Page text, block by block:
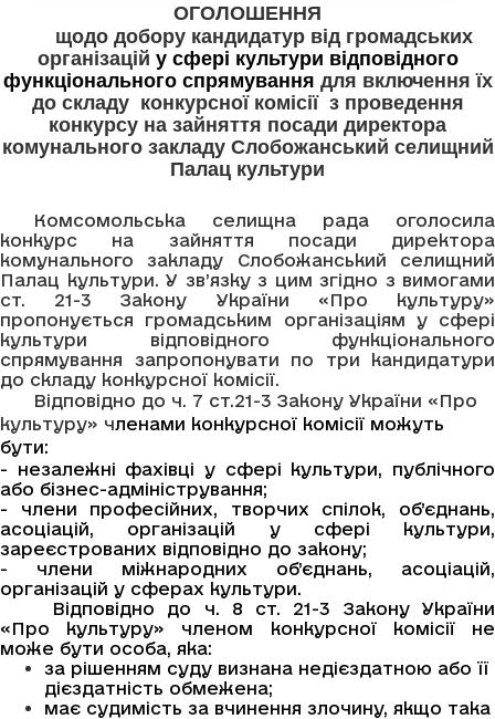
ОГОЛОШЕННЯ
щодо добору кандидатур від громадських
організацій у сфері культури відповідного
функціонального спрямування для включення їх
до складу конкурсної комісії з проведення
конкурсу на зайняття посади директора
комунального закладу Слобожанський селищний
Палац культури
Комсомольська селищна рада оголосила
конкурс на зайняття посади директора
комунального закладу Слобожанський селищний
Палац культури. У зв’язку з цим згідно з вимогами
ст. 21-3 Закону України «Про культуру»
пропонується громадським організаціям у сфері
культури відповідного функціонального
спрямування запропонувати по три кандидатури
до складу конкурсної комісії.
Відповідно до ч. 7 ст.21-3 Закону України «Про
культуру» членами конкурсної комісії можуть
бути:
- незалежні фахівці у сфері культури, публічного
або бізнес-адміністрування;
- члени професійних, творчих спілок, об’єднань,
асоціацій, організацій у сфері культури,
зареєстрованих відповідно до закону;
- члени міжнародних об’єднань, асоціацій,
організацій у сферах культури.
Відповідно до ч. 8 ст. 21-3 Закону України
«Про культуру» членом конкурсної комісії не
може бути особа, яка:
за рішенням суду визнана недієздатною або її
дієздатність обмежена;
має судимість за вчинення злочину, якщо така